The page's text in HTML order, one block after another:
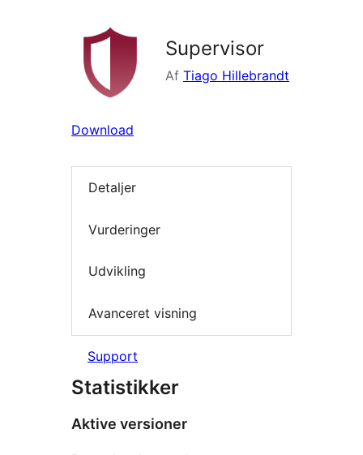
Supervisor
Af Tiago Hillebrandt
Download
Detaljer
Vurderinger
Udvikling
Avanceret visning
Support
Statistikker
Aktive versioner